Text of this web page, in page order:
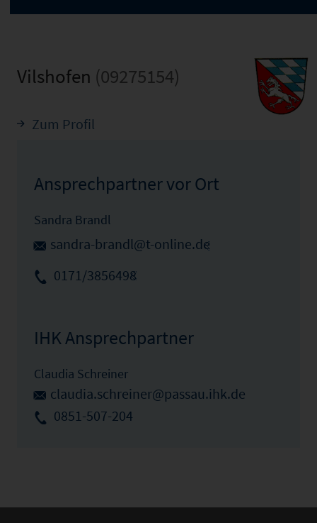
Vilshofen (09275154)
Zum Profil
Ansprechpartner vor Ort
Sandra Brandl
sandra-brandl@t-online.de
0171/3856498
IHK Ansprechpartner
Claudia Schreiner
claudia.schreiner@passau.ihk.de
0851-507-204